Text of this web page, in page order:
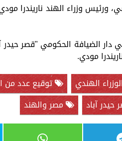
وزراء الهند ناريندرا
الضيافة الحكومي "قصر حيدر
مودي.
الهندي توقيع عدد من
آباد مصر والهند